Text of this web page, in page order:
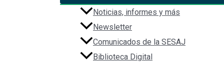
Noticias, informes y más
Newsletter
Comunicados de la SESAJ
Biblioteca Digital